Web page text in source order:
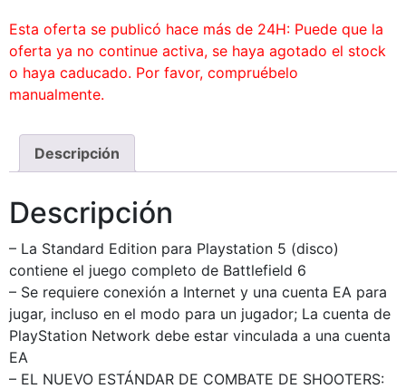
Esta oferta se publicó hace más de 24H: Puede que la
oferta ya no continue activa, se haya agotado el stock
o haya caducado. Por favor, compruébelo
manualmente.
Descripción
Descripción
– La Standard Edition para Playstation 5 (disco)
contiene el juego completo de Battlefield 6
– Se requiere conexión a Internet y una cuenta EA para
jugar, incluso en el modo para un jugador; La cuenta de
PlayStation Network debe estar vinculada a una cuenta
EA
– EL NUEVO ESTÁNDAR DE COMBATE DE SHOOTERS: